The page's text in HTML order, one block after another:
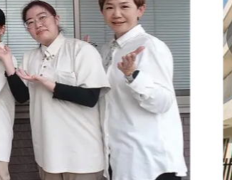
福利厚生
職場データ